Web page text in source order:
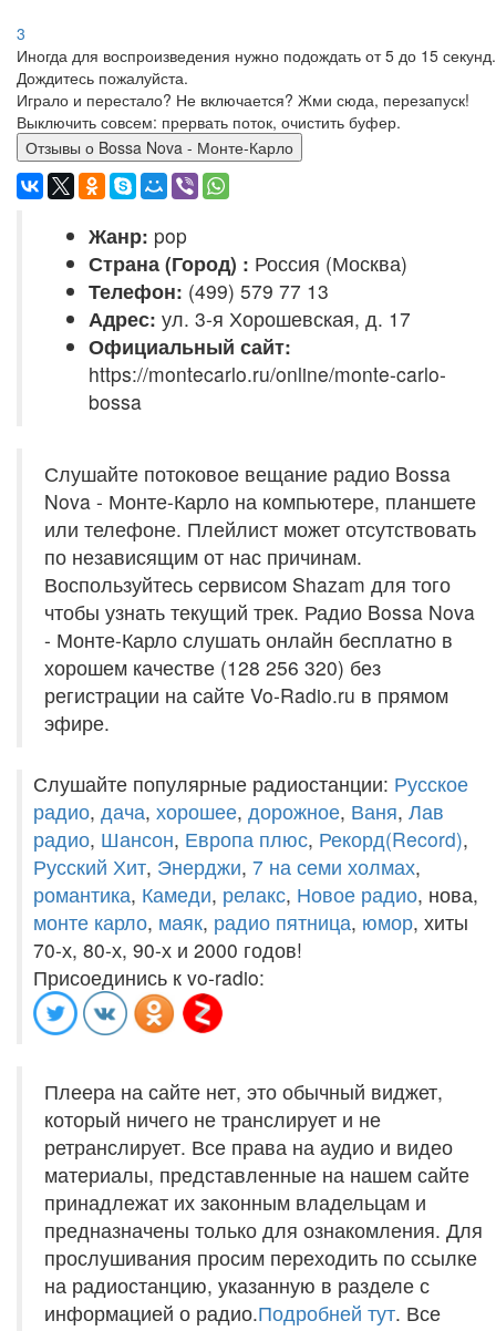
3
Иногда для воспроизведения нужно подождать от 5 до 15 секунд.
Дождитесь пожалуйста.
Играло и перестало? Не включается? Жми сюда, перезапуск!
Выключить совсем: прервать поток, очистить буфер.
Отзывы о Bossa Nova - Монте-Карло
Жанр: pop
Страна (Город) : Россия (Москва)
Телефон: (499) 579 77 13
Адрес: ул. 3-я Хорошевская, д. 17
Официальный сайт:
https://montecarlo.ru/online/monte-carlo-
bossa
Слушайте потоковое вещание радио Bossa
Nova - Монте-Карло на компьютере, планшете
или телефоне. Плейлист может отсутствовать
по независящим от нас причинам.
Воспользуйтесь сервисом Shazam для того
чтобы узнать текущий трек. Радио Bossa Nova
- Монте-Карло слушать онлайн бесплатно в
хорошем качестве (128 256 320) без
регистрации на сайте Vo-Radio.ru в прямом
эфире.
Слушайте популярные радиостанции: Русское
радио, дача, хорошее, дорожное, Ваня, Лав
радио, Шансон, Европа плюс, Рекорд(Record),
Русский Хит, Энерджи, 7 на семи холмах,
романтика, Камеди, релакс, Новое радио, нова,
монте карло, маяк, радио пятница, юмор, хиты
70-х, 80-х, 90-х и 2000 годов!
Присоединись к vo-radio:
Плеера на сайте нет, это обычный виджет,
который ничего не транслирует и не
ретранслирует. Все права на аудио и видео
материалы, представленные на нашем сайте
принадлежат их законным владельцам и
предназначены только для ознакомления. Для
прослушивания просим переходить по ссылке
на радиостанцию, указанную в разделе с
информацией о радио.Подробней тут. Все